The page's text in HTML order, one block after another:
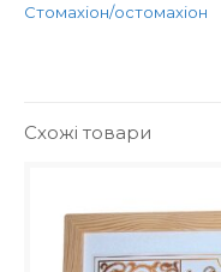
Стомахіон/остомахіон
Схожі товари